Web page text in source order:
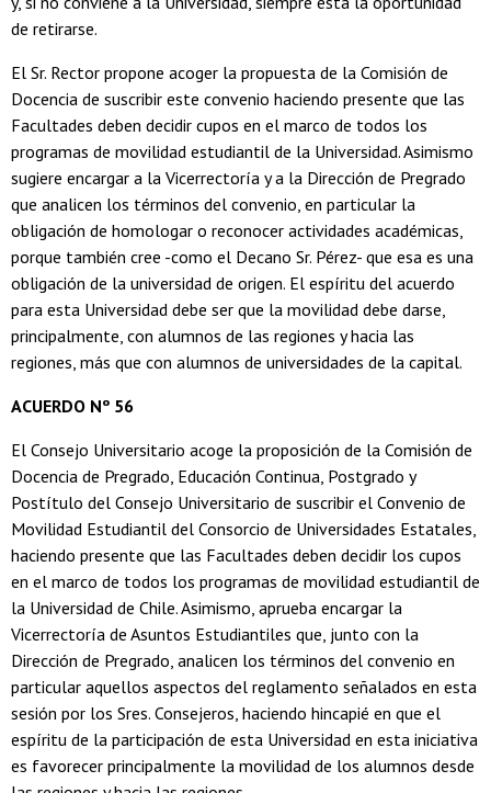
de retirarse.
El Sr. Rector propone acoger la propuesta de la Comisión de
Docencia de suscribir este convenio haciendo presente que las
Facultades deben decidir cupos en el marco de todos los
programas de movilidad estudiantil de la Universidad. Asimismo
sugiere encargar a la Vicerrectoría y a la Dirección de Pregrado
que analicen los términos del convenio, en particular la
obligación de homologar o reconocer actividades académicas,
porque también cree -como el Decano Sr. Pérez- que esa es una
obligación de la universidad de origen. El espíritu del acuerdo
para esta Universidad debe ser que la movilidad debe darse,
principalmente, con alumnos de las regiones y hacia las
regiones, más que con alumnos de universidades de la capital.
ACUERDO Nº 56
El Consejo Universitario acoge la proposición de la Comisión de
Docencia de Pregrado, Educación Continua, Postgrado y
Postítulo del Consejo Universitario de suscribir el Convenio de
Movilidad Estudiantil del Consorcio de Universidades Estatales,
haciendo presente que las Facultades deben decidir los cupos
en el marco de todos los programas de movilidad estudiantil de
la Universidad de Chile. Asimismo, aprueba encargar la
Vicerrectoría de Asuntos Estudiantiles que, junto con la
Dirección de Pregrado, analicen los términos del convenio en
particular aquellos aspectos del reglamento señalados en esta
sesión por los Sres. Consejeros, haciendo hincapié en que el
espíritu de la participación de esta Universidad en esta iniciativa
es favorecer principalmente la movilidad de los alumnos desde